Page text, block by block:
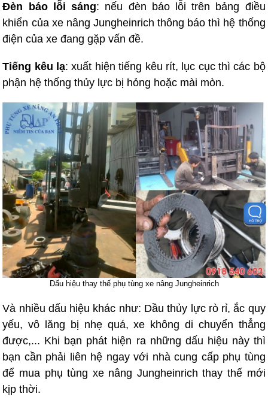
Đèn báo lỗi sáng: nếu đèn báo lỗi trên bảng điều
khiển của xe nâng Jungheinrich thông báo thì hệ thống
điện của xe đang gặp vấn đề.
Tiếng kêu lạ: xuất hiện tiếng kêu rít, lục cục thì các bộ
phận hệ thống thủy lực bị hỏng hoặc mài mòn.
Dấu hiệu thay thế phụ tùng xe nâng Jungheinrich
Và nhiều dấu hiệu khác như: Dầu thủy lực rò rỉ, ắc quy
yếu, vô lăng bị nhẹ quá, xe không di chuyển thẳng
được,... Khi bạn phát hiện ra những dấu hiệu này thì
bạn cần phải liên hệ ngay với nhà cung cấp phụ tùng
để mua phụ tùng xe nâng Jungheinrich thay thế mới
kịp thời.